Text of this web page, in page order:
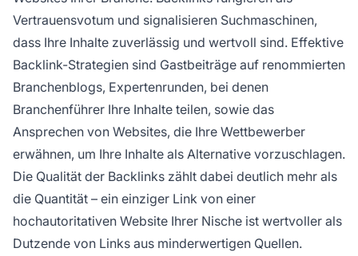
Vertrauensvotum und signalisieren Suchmaschinen,
dass Ihre Inhalte zuverlässig und wertvoll sind. Effektive
Backlink-Strategien sind Gastbeiträge auf renommierten
Branchenblogs, Expertenrunden, bei denen
Branchenführer Ihre Inhalte teilen, sowie das
Ansprechen von Websites, die Ihre Wettbewerber
erwähnen, um Ihre Inhalte als Alternative vorzuschlagen.
Die Qualität der Backlinks zählt dabei deutlich mehr als
die Quantität – ein einziger Link von einer
hochautoritativen Website Ihrer Nische ist wertvoller als
Dutzende von Links aus minderwertigen Quellen.